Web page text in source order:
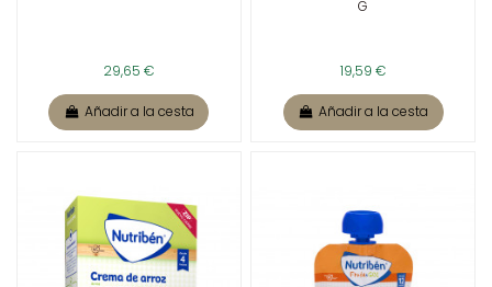
29,65 €
Añadir a la cesta
G
19,59 €
Añadir a la cesta